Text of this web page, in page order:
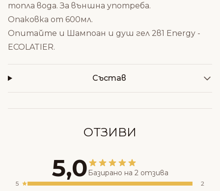
топла вода. За външна употреба.
Опаковка от 600мл.
Опитайте и Шампоан и душ гел 2в1 Energy -
ECOLATIER.
Състав
ОТЗИВИ
5,0 Базирано на 2 отзива
5
2